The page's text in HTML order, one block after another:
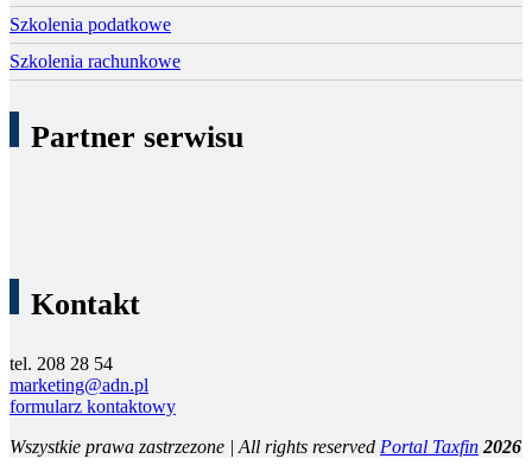
Szkolenia podatkowe
Szkolenia rachunkowe
Partner serwisu
Kontakt
tel. 208 28 54
marketing@adn.pl
formularz kontaktowy
Wszystkie prawa zastrzezone | All rights reserved Portal Taxfin 2026